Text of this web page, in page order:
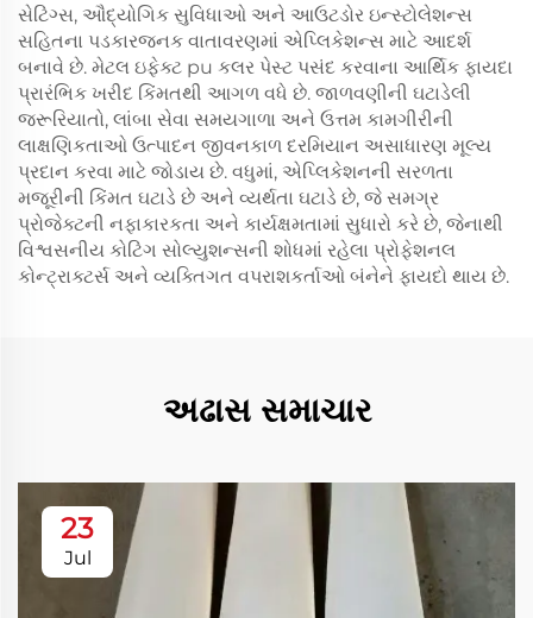
સેટિંગ્સ, ઔદ્યોગિક સુવિધાઓ અને આઉટડોર ઇન્સ્ટોલેશન્સ
સહિતના પડકારજનક વાતાવરણમાં એપ્લિકેશન્સ માટે આદર્શ
બનાવે છે. મેટલ ઇફેક્ટ pu કલર પેસ્ટ પસંદ કરવાના આર્થિક ફાયદા
પ્રારંભિક ખરીદ કિંમતથી આગળ વધે છે. જાળવણીની ઘટાડેલી
જરૂરિયાતો, લાંબા સેવા સમયગાળા અને ઉત્તમ કામગીરીની
લાક્ષણિકતાઓ ઉત્પાદન જીવનકાળ દરમિયાન અસાધારણ મૂલ્ય
પ્રદાન કરવા માટે જોડાય છે. વધુમાં, એપ્લિકેશનની સરળતા
મજૂરીની કિંમત ઘટાડે છે અને વ્યર્થતા ઘટાડે છે, જે સમગ્ર
પ્રોજેક્ટની નફાકારકતા અને કાર્યક્ષમતામાં સુધારો કરે છે, જેનાથી
વિશ્વસનીય કોટિંગ સોલ્યુશન્સની શોધમાં રહેલા પ્રોફેશનલ
કોન્ટ્રાક્ટર્સ અને વ્યક્તિગત વપરાશકર્તાઓ બંનેને ફાયદો થાય છે.
અઢાસ સમાચાર
23
Jul